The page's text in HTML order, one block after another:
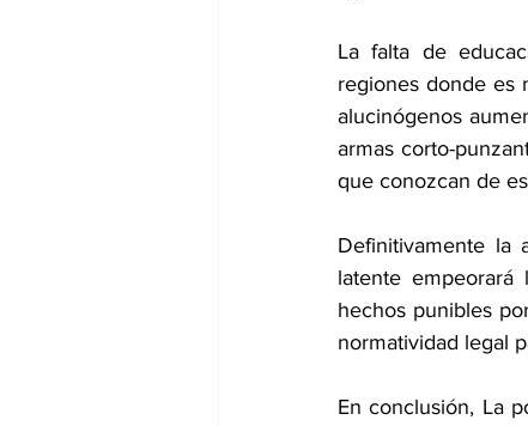
La falta de
regiones donde es
alucinógenos
armas corto-
que conozcan de
Definitivamente la
latente
hechos punibles
normatividad legal
En conclusión, La